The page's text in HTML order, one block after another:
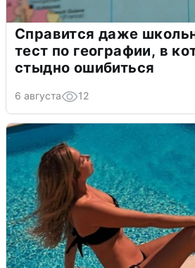
Справится даже
тест по географии, в
стыдно ошибиться
6 августа 12